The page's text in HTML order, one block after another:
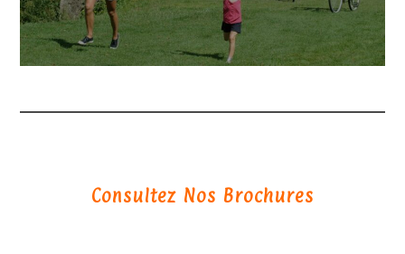
Consultez Nos Brochures